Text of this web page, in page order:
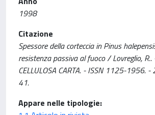
1998
Citazione
Spessore della corteccia in Pinus
resistenza passiva al fuoco / Lovreglio, R..
CELLULOSA CARTA. - ISSN 1125-1956.
41.
Appare nelle tipologie: